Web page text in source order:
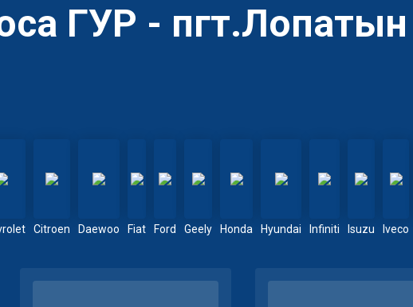
ГУР - пгт.Лопатын
Citroen Daewoo Fiat Ford Geely Honda Hyundai Infiniti Isuzu Iveco